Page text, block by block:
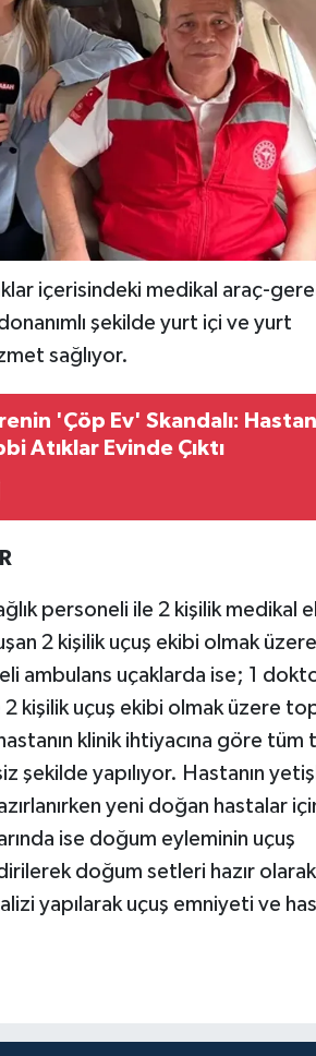
içerisindeki medikal araç-
şekilde yurt içi ve yurt
sağlıyor.
'Çöp Ev' Skandalı:
Atıklar Evinde Çıktı
personeli ile 2 kişilik medikal
2 kişilik uçuş ekibi olmak üzere
ambulans uçaklarda ise; 1
kişilik uçuş ekibi olmak üzere
klinik ihtiyacına göre tüm
şekilde yapılıyor. Hastanın
yeni doğan hastalar
ise doğum eyleminin uçuş
doğum setleri hazır olarak
yapılarak uçuş emniyeti ve